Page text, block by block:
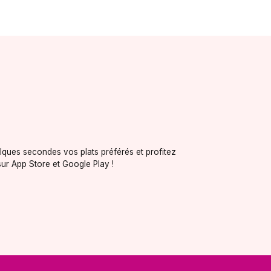
secondes vos plats préférés et profitez
App Store et Google Play !